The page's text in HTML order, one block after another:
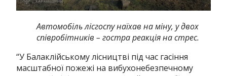
Автомобіль лісгоспу наїхав на міну, у двох
співробітників – гостра реакція на стрес.
“У Балаклійському лісництві під час гасіння
масштабної пожежі на вибухонебезпечному